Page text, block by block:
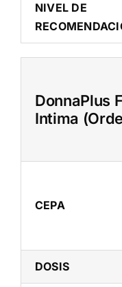
NIVEL DE
DonnaPlus
Intima
CEPA
DOSIS